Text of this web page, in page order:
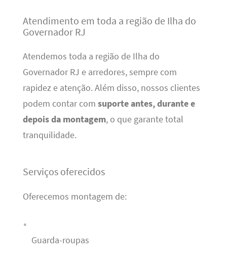
Atendimento em toda a região de Ilha do
Governador RJ
Atendemos toda a região de Ilha do
Governador RJ e arredores, sempre com
rapidez e atenção. Além disso, nossos clientes
podem contar com suporte antes, durante e
depois da montagem, o que garante total
tranquilidade.
Serviços oferecidos
Oferecemos montagem de:
Guarda-roupas